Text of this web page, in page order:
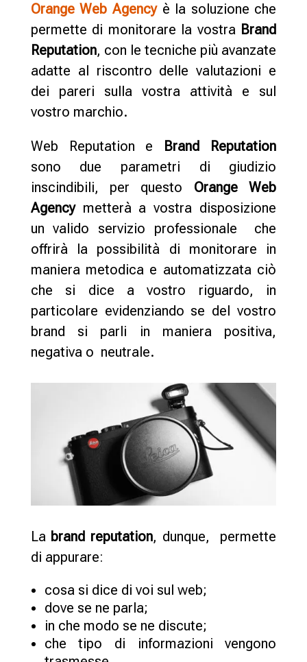
Orange Web Agencyè la soluzione che
permette di monitorare la vostra Brand
Reputation, con le tecniche più avanzate
adatte al riscontro delle valutazioni e
dei pareri sulla vostra attività e sul
vostro marchio.
Web Reputation e Brand Reputation
sono due parametri di giudizio
inscindibili, per questo Orange Web
Agencymetterà a vostra disposizione
un valido servizio professionale che
offrirà la possibilità di monitorare in
maniera metodica e automatizzata ciò
che si dice a vostro riguardo, in
particolare evidenziando se del vostro
brand si parli in maniera positiva,
negativa o neutrale.
La brand reputation, dunque, permette
di appurare:
cosa si dice di voi sul web;
dove se ne parla;
in che modo se ne discute;
che tipo di informazioni vengono